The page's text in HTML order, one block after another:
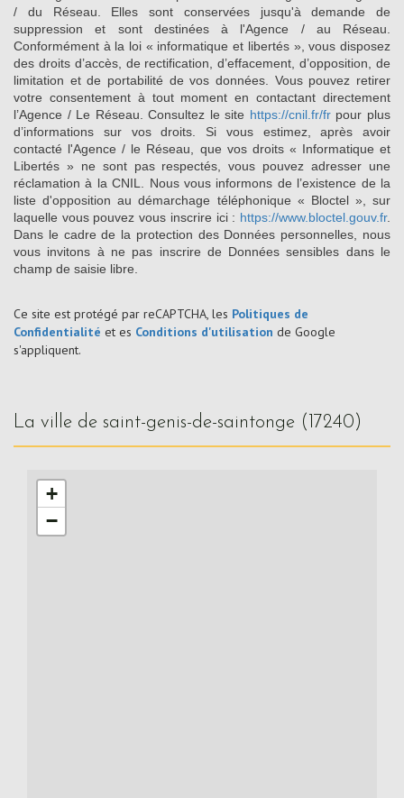
/ du Réseau. Elles sont conservées jusqu'à demande de
suppression et sont destinées à l'Agence / au Réseau.
Conformément à la loi « informatique et libertés », vous disposez
des droits d’accès, de rectification, d’effacement, d’opposition, de
limitation et de portabilité de vos données. Vous pouvez retirer
votre consentement à tout moment en contactant directement
l’Agence / Le Réseau. Consultez le site https://cnil.fr/frpour plus
d’informations sur vos droits. Si vous estimez, après avoir
contacté l'Agence / le Réseau, que vos droits « Informatique et
Libertés » ne sont pas respectés, vous pouvez adresser une
réclamation à la CNIL. Nous vous informons de l’existence de la
liste d'opposition au démarchage téléphonique « Bloctel », sur
laquelle vous pouvez vous inscrire ici : https://www.bloctel.gouv.fr.
Dans le cadre de la protection des Données personnelles, nous
vous invitons à ne pas inscrire de Données sensibles dans le
champ de saisie libre.
Ce site est protégé par reCAPTCHA, les Politiques de
Confidentialité et es Conditions d'utilisation de Google
s'appliquent.
la ville de saint-genis-de-saintonge (17240)
+
−